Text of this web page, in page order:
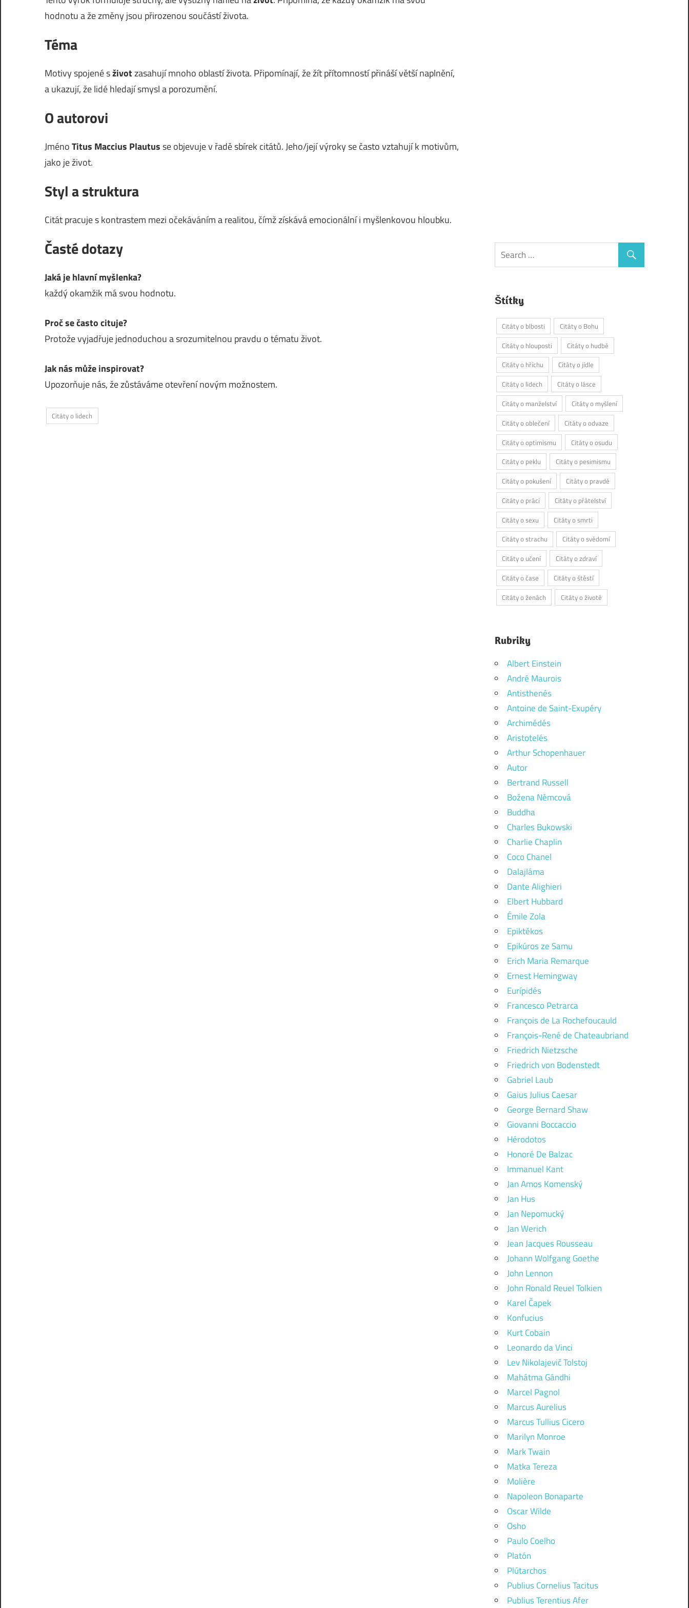
hodnotu a že změny jsou přirozenou součástí života.
Téma
Motivy spojené sživotzasahují mnoho oblastí života. Připomínají, že žít přítomností přináší větší naplnění,
a ukazují, že lidé hledají smysl a porozumění.
O autorovi
JménoTitus Maccius Plautusse objevuje v řadě sbírek citátů. Jeho/její výroky se často vztahují k motivům,
jako je život.
Styl a struktura
Citát pracuje s kontrastem mezi očekáváním a realitou, čímž získává emocionální i myšlenkovou hloubku.
Časté dotazy
Jaká je hlavní myšlenka?
každý okamžik má svou hodnotu.
Proč se často cituje?
Protože vyjadřuje jednoduchou a srozumitelnou pravdu o tématu život.
Jak nás může inspirovat?
Upozorňuje nás, že zůstáváme otevření novým možnostem.
Citáty o lidech
Štítky
Citáty o blbosti
Citáty o Bohu
Citáty o hlouposti
Citáty o hudbě
Citáty o hříchu
Citáty o jídle
Citáty o lidech
Citáty o lásce
Citáty o manželství
Citáty o myšlení
Citáty o oblečení
Citáty o odvaze
Citáty o optimismu
Citáty o osudu
Citáty o peklu
Citáty o pesimismu
Citáty o pokušení
Citáty o pravdě
Citáty o práci
Citáty o přátelství
Citáty o sexu
Citáty o smrti
Citáty o strachu
Citáty o svědomí
Citáty o učení
Citáty o zdraví
Citáty o čase
Citáty o štěstí
Citáty o ženách
Citáty o životě
Rubriky
Albert Einstein
André Maurois
Antisthenés
Antoine de Saint-Exupéry
Archimédés
Aristotelés
Arthur Schopenhauer
Autor
Bertrand Russell
Božena Němcová
Buddha
Charles Bukowski
Charlie Chaplin
Coco Chanel
Dalajláma
Dante Alighieri
Elbert Hubbard
Émile Zola
Epiktékos
Epikúros ze Samu
Erich Maria Remarque
Ernest Hemingway
Eurípidés
Francesco Petrarca
François de La Rochefoucauld
François-René de Chateaubriand
Friedrich Nietzsche
Friedrich von Bodenstedt
Gabriel Laub
Gaius Julius Caesar
George Bernard Shaw
Giovanni Boccaccio
Hérodotos
Honoré De Balzac
Immanuel Kant
Jan Amos Komenský
Jan Hus
Jan Nepomucký
Jan Werich
Jean Jacques Rousseau
Johann Wolfgang Goethe
John Lennon
John Ronald Reuel Tolkien
Karel Čapek
Konfucius
Kurt Cobain
Leonardo da Vinci
Lev Nikolajevič Tolstoj
Mahátma Gándhi
Marcel Pagnol
Marcus Aurelius
Marcus Tullius Cicero
Marilyn Monroe
Mark Twain
Matka Tereza
Molière
Napoleon Bonaparte
Oscar Wilde
Osho
Paulo Coelho
Platón
Plútarchos
Publius Cornelius Tacitus
Publius Terentius Afer